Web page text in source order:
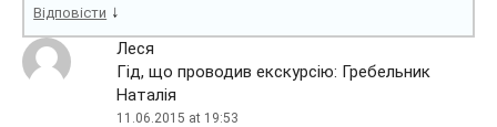
Відповісти ↓
Леся
Гід, що проводив екскурсію: Гребельник
Наталія
11.06.2015 at 19:53